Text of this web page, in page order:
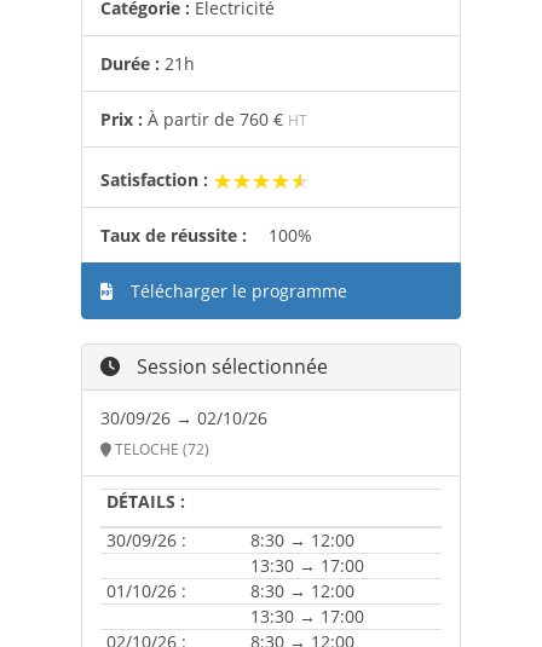
Catégorie : Electricité
Durée : 21h
Prix : À partir de 760 € HT
Satisfaction : ★★★★★
★★★★★
Taux de réussite : 100%
Télécharger le programme
Session sélectionnée
30/09/26 → 02/10/26
TELOCHE (72)
DÉTAILS :
30/09/26 :
8:30 → 12:00
13:30 → 17:00
01/10/26 :
8:30 → 12:00
13:30 → 17:00
02/10/26 :
8:30 → 12:00